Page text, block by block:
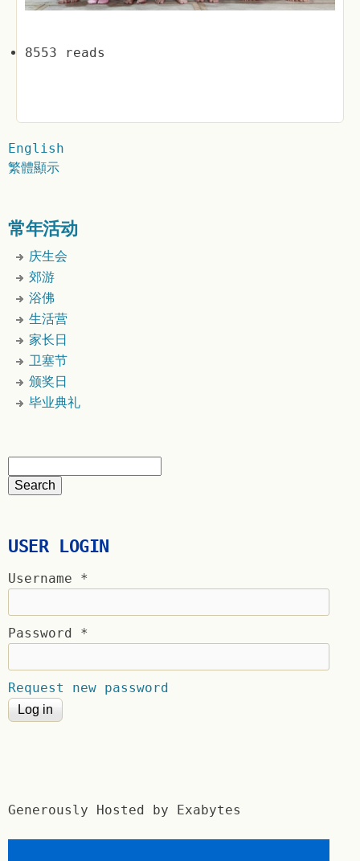
8553 reads
English
繁體顯示
常年活动
庆生会
郊游
浴佛
生活营
家长日
卫塞节
颁奖日
毕业典礼
USER LOGIN
Username *
Password *
Request new password
Generously Hosted by Exabytes